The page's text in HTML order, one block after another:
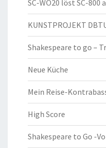
SC-WO20 löst SC-800
KUNSTPROJEKT
Shakespeare to go –
Neue Küche
Mein Reise-
High Score
Shakespeare to Go -